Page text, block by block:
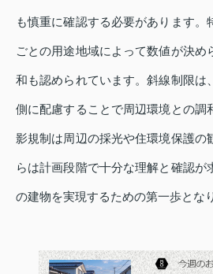
も慎重に確認する必要があります。
ごとの用途地域によって数値が決め
和も認められています。斜線制限は
側に配慮することで周辺環境との調
影規制は周辺の採光や住環境保護の
らは計画段階で十分な理解と確認が
の建物を実現するための第一歩とな